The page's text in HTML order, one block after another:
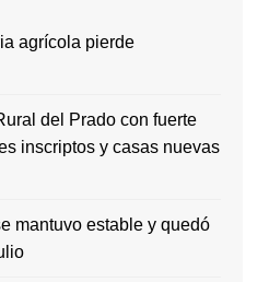
agrícola pierde
del Prado con fuerte
inscriptos y casas nuevas
mantuvo estable y quedó